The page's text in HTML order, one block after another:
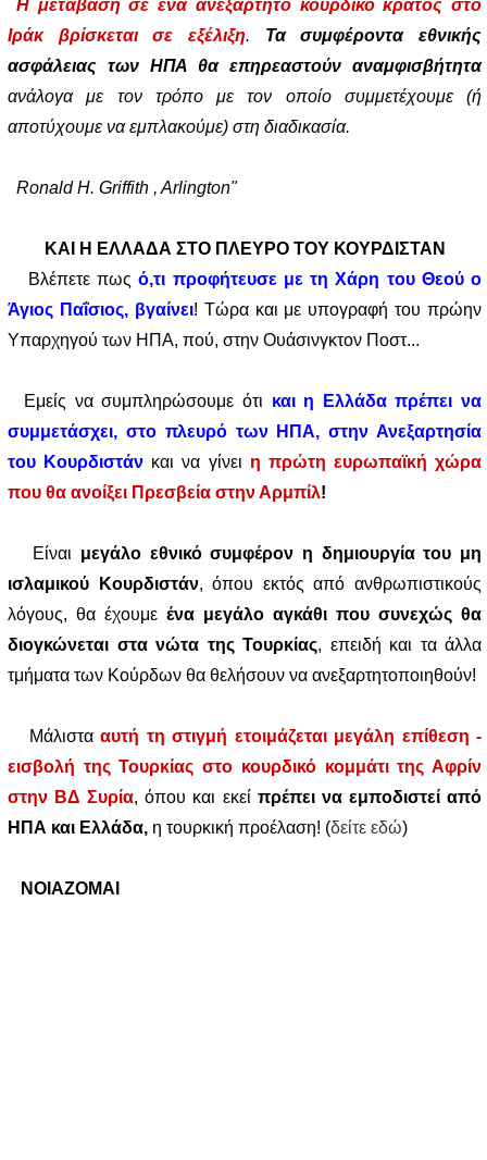
Η μετάβαση σε ένα ανεξάρτητο κουρδικό κράτος στο
Ιράκ βρίσκεται σε εξέλιξη. Τα συμφέροντα εθνικής
ασφάλειας των ΗΠΑ θα επηρεαστούν αναμφισβήτητα
ανάλογα με τον τρόπο με τον οποίο συμμετέχουμε (ή
αποτύχουμε να εμπλακούμε) στη διαδικασία.
Ronald H. Griffith , Arlington"
ΚΑΙ Η ΕΛΛΑΔΑ ΣΤΟ ΠΛΕΥΡΟ ΤΟΥ ΚΟΥΡΔΙΣΤΑΝ
Βλέπετε πωςό,τι προφήτευσε με τη Χάρη του Θεού ο
Άγιος Παΐσιος, βγαίνει! Τώρα και με υπογραφή του πρώην
Υπαρχηγού των ΗΠΑ, πού, στην Ουάσινγκτον Ποστ...
Εμείς να συμπληρώσουμε ότι και η Ελλάδα πρέπει να
συμμετάσχει, στο πλευρό των ΗΠΑ, στην Ανεξαρτησία
του Κουρδιστάν και να γίνει η πρώτη ευρωπαϊκή χώρα
που θα ανοίξει Πρεσβεία στην Αρμπίλ!
Είναι μεγάλο εθνικό συμφέρον η δημιουργία του μη
ισλαμικού Κουρδιστάν, όπου εκτός από ανθρωπιστικούς
λόγους, θα έχουμε ένα μεγάλο αγκάθι που συνεχώς θα
διογκώνεται στα νώτα της Τουρκίας, επειδή και τα άλλα
τμήματα των Κούρδων θα θελήσουν να ανεξαρτητοποιηθούν!
Μάλιστα αυτή τη στιγμή ετοιμάζεται μεγάλη επίθεση -
εισβολή της Τουρκίας στο κουρδικό κομμάτι της Αφρίν
στην ΒΔ Συρία, όπου και εκεί πρέπει να εμποδιστεί από
ΗΠΑ και Ελλάδα, η τουρκική προέλαση! (δείτε εδώ)
ΝΟΙΑΖΟΜΑΙ